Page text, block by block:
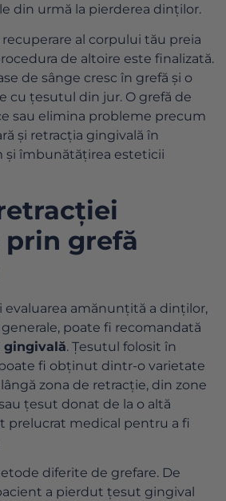
din urmă la pierderea dinților.
al corpului tău preia
de altoire este finalizată.
de sânge cresc în grefă și o
cu țesutul din jur. O grefă de
sau elimina probleme precum
și retracția gingivală în
și îmbunătățirea esteticii
grefă
evaluarea amănunțită a dinților,
poate fi recomandată
gingivală. Țesutul folosit în
fi obținut dintr-o varietate
zona de retracție, din zone
țesut donat de la o altă
prelucrat medical pentru a fi
diferite de grefare. De
a pierdut țesut gingival